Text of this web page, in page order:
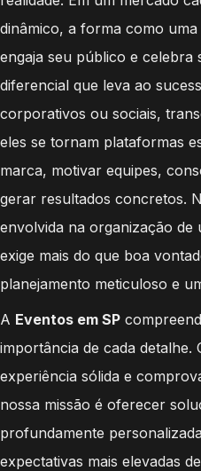
dinâmico, a forma como
engaja seu público e celebra
diferencial que leva ao
corporativos ou sociais,
eles se tornam plataformas
marca, motivar equipes,
gerar resultados concretos.
envolvida na organização de
exige mais do que boa
planejamento meticuloso e
A Eventos em SP
importância de cada detalhe.
experiência sólida e
nossa missão é oferecer
profundamente
expectativas mais elevadas